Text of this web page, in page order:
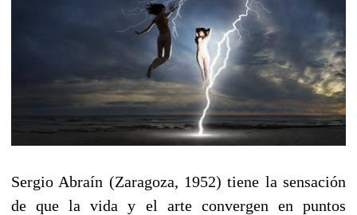
Sergio Abraín (Zaragoza, 1952) tiene la sensación
de que la vida y el arte convergen en puntos